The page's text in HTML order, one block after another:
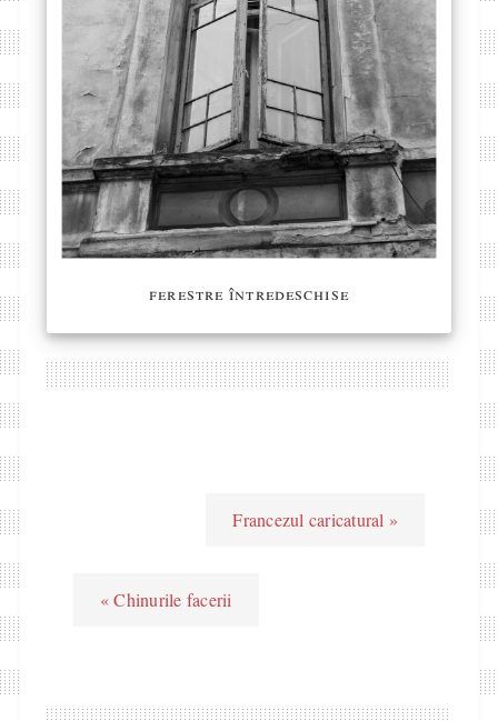
ferestre întredeschise
Francezul caricatural »
« Chinurile facerii